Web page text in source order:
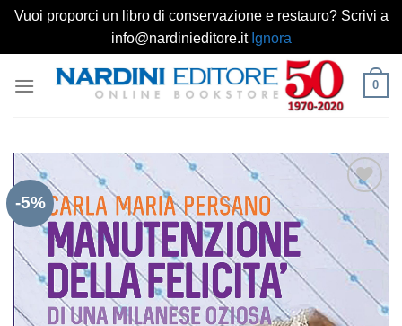
Vuoi proporci un libro di conservazione e restauro? Scrivi a
info@nardinieditore.it Ignora
0
-5%
Aggiungi
alla lista
dei
desideri